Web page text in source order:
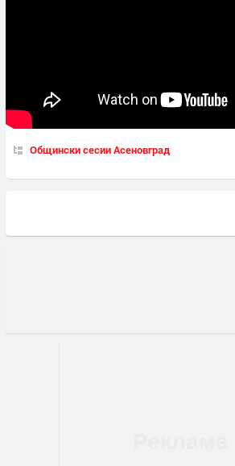
Общински сесии Асеновград